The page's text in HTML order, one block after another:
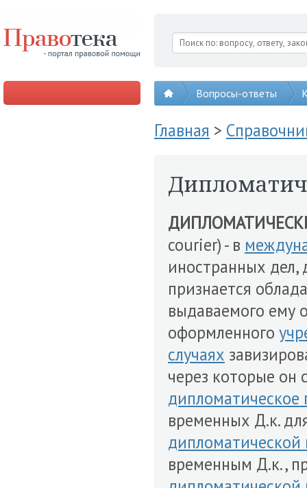
Вопросы-ответы
Главная >
courier) - в
иностранных
признается
выдаваемого ему
оформленного
случаях
через которые он
дипломатическое
временных Д.к.
дипломатической
временным Д.к.,